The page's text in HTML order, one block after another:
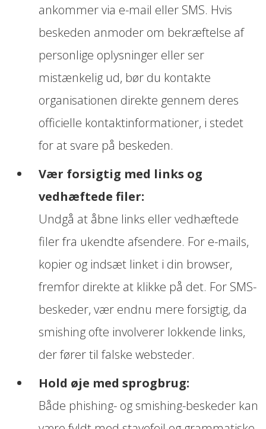
ankommer via e-mail eller SMS. Hvis
beskeden anmoder om bekræftelse af
personlige oplysninger eller ser
mistænkelig ud, bør du kontakte
organisationen direkte gennem deres
officielle kontaktinformationer, i stedet
for at svare på beskeden.
Vær forsigtig med links og
vedhæftede filer:
Undgå at åbne links eller vedhæftede
filer fra ukendte afsendere. For e-mails,
kopier og indsæt linket i din browser,
fremfor direkte at klikke på det. For SMS-
beskeder, vær endnu mere forsigtig, da
smishing ofte involverer lokkende links,
der fører til falske websteder.
Hold øje med sprogbrug:
Både phishing- og smishing-beskeder kan